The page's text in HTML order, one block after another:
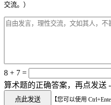
交流。）
8 + 7 =
算术题的正确答案，再点发送
【您可以使用